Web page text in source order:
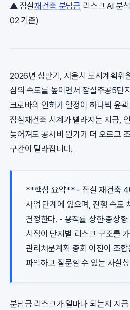
▲ 잠실재건축 분담금 리스크 AI 분
02 기준)
2026년 상반기, 서울시 도시계획위
심의 속도를 높이면서 잠실주공5단
크로바의 인허가 일정이 하나씩 윤
잠실재건축 시계가 빨라지는 지금,
늦어져도 공사비 원가가 더 오르고
구간이 달라집니다.
**핵심 요약** - 잠실 재건축 4
사업 단계에 있으며, 진행 속도
결정한다. - 용적률 상한·종상
시점이 단지별 리스크 구조를
관리처분계획 총회 이전이 조
파악하고 질문할 수 있는 사실
분담금 리스크가 얼마나 되는지 지